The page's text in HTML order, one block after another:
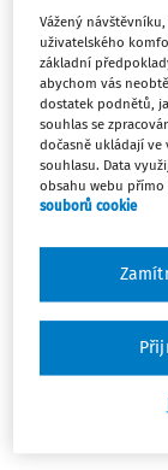
Online
jiných“.
představí svůj
vedou
vybraným
možnost
kolegům i jim
sami naučit a v
Pojďte se
kolegů z řad
sdílejte
Vážený
uživatelského
základní
abychom vás
dostatek podnětů,
souhlas se
dočasně ukládají ve
souhlasu. Data
obsahu webu přímo
souborů cookie